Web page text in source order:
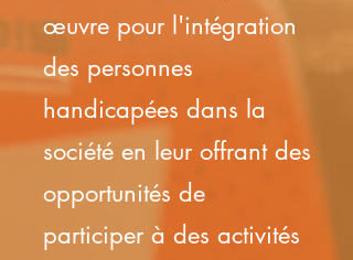
œuvre pour l'intégration
des personnes
handicapées dans la
société en leur offrant des
opportunités de
participer à des activités